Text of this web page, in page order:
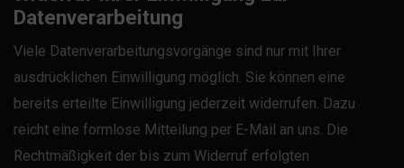
Datenverarbeitung
Viele Datenverarbeitungsvorgänge sind nur mit Ihrer
ausdrücklichen Einwilligung möglich. Sie können eine
bereits erteilte Einwilligung jederzeit widerrufen. Dazu
reicht eine formlose Mitteilung per E-Mail an uns. Die
Rechtmäßigkeit der bis zum Widerruf erfolgten